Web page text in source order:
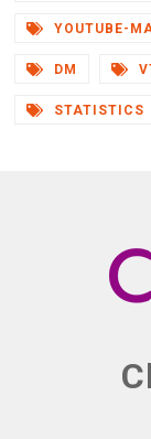
YOUTUBE-
DM
STATISTICS